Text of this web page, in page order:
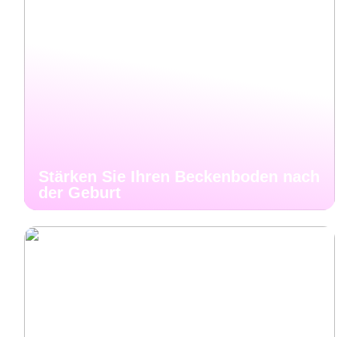
Stärken Sie Ihren Beckenboden nach
der Geburt